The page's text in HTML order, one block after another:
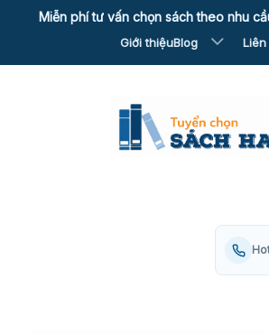
Miễn phí tư vấn chọn sách theo nhu
Giới thiệuBlog